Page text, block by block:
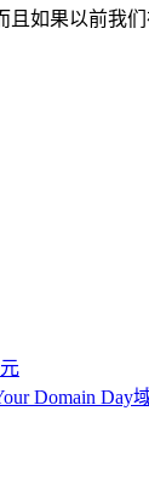
如果以前我
Domain Day